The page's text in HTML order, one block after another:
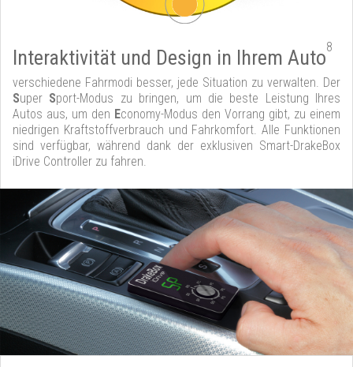
Interaktivität und Design in Ihrem Auto8
verschiedene Fahrmodi besser, jede Situation zu verwalten. Der
Super Sport-Modus zu bringen, um die beste Leistung Ihres
Autos aus, um den Economy-Modus den Vorrang gibt, zu einem
niedrigen Kraftstoffverbrauch und Fahrkomfort. Alle Funktionen
sind verfügbar, während dank der exklusiven Smart-DrakeBox
iDrive Controller zu fahren.